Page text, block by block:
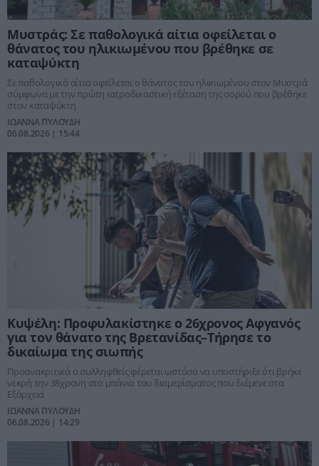
Μυστράς: Σε παθολογικά αίτια οφείλεται ο
θάνατος του ηλικιωμένου που βρέθηκε σε
καταψύκτη
Σε παθολογικά αίτια οφείλεται ο θάνατος του ηλικιωμένου στον Μυστρά
σύμφωνα με την πρώτη ιατροδικαστική εξέταση της σορού που βρέθηκε
στον καταψύκτη
ΙΩΑΝΝΑ ΠΥΛΟΥΔΗ
06.08.2026 | 15:44
Κυψέλη: Προφυλακίστηκε ο 26χρονος Αφγανός
για τον θάνατο της Βρετανίδας–Τήρησε το
δικαίωμα της σιωπής
Προανακριτικά ο συλληφθείς φέρεται ωστόσο να υποστήριξε ότι βρήκε
νεκρή την 38χρονη στο μπάνιο του διαμερίσματος που διέμενε στα
Εξάρχεια
ΙΩΑΝΝΑ ΠΥΛΟΥΔΗ
06.08.2026 | 14:29